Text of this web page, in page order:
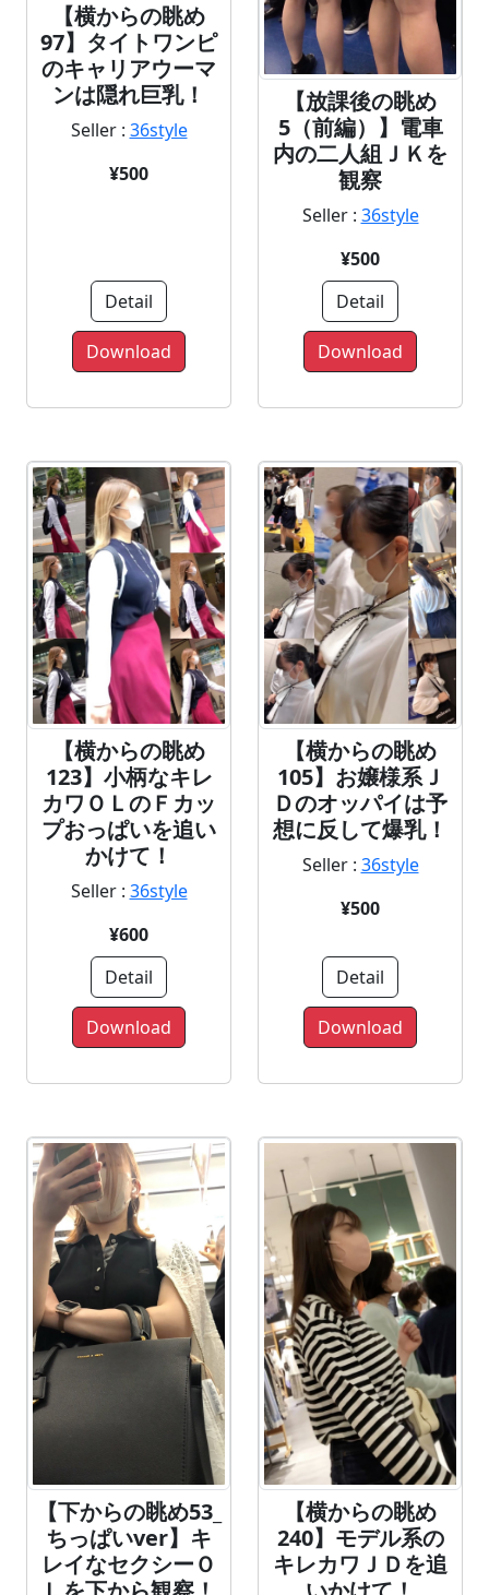
【横からの眺め
97】タイトワンピ
のキャリアウーマ
ンは隠れ巨乳！
Seller : 36style
¥500
Detail
Download
【放課後の眺め
5（前編）】電車
内の二人組ＪＫを
観察
Seller : 36style
¥500
Detail
Download
【横からの眺め
123】小柄なキレ
カワＯＬのＦカッ
プおっぱいを追い
かけて！
Seller : 36style
¥600
Detail
Download
【横からの眺め
105】お嬢様系Ｊ
Ｄのオッパイは予
想に反して爆乳！
Seller : 36style
¥500
Detail
Download
【下からの眺め53_
ちっぱいver】キ
レイなセクシーＯ
【横からの眺め
240】モデル系の
キレカワＪＤを追